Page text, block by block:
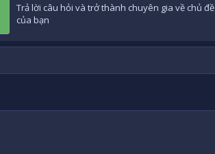
Trả lời câu hỏi và trở thành chuyên gia về chủ đề
của bạn